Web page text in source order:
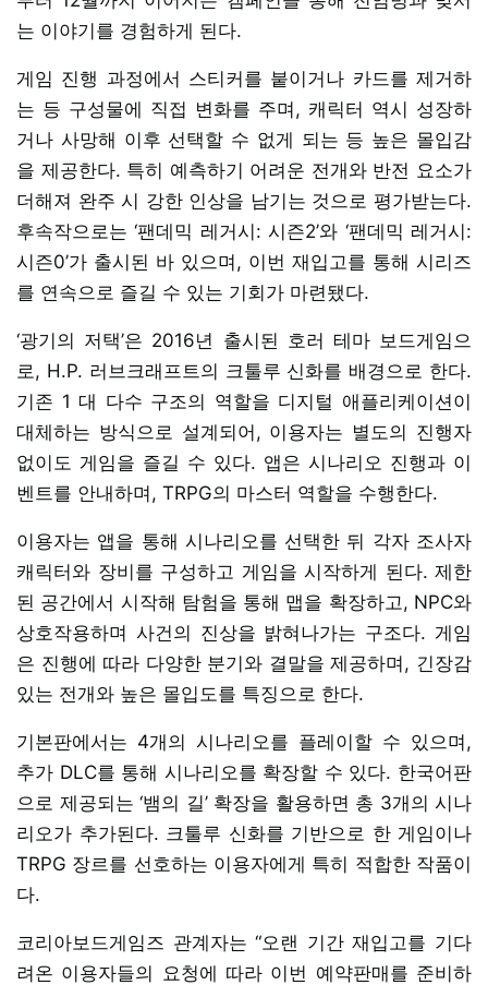
는 이야기를 경험하게 된다.
게임 진행 과정에서 스티커를 붙이거나 카드를 제거하
는 등 구성물에 직접 변화를 주며, 캐릭터 역시 성장하
거나 사망해 이후 선택할 수 없게 되는 등 높은 몰입감
을 제공한다. 특히 예측하기 어려운 전개와 반전 요소가
더해져 완주 시 강한 인상을 남기는 것으로 평가받는다.
후속작으로는 ‘팬데믹 레거시: 시즌2’와 ‘팬데믹 레거시:
시즌0’가 출시된 바 있으며, 이번 재입고를 통해 시리즈
를 연속으로 즐길 수 있는 기회가 마련됐다.
‘광기의 저택’은 2016년 출시된 호러 테마 보드게임으
로, H.P. 러브크래프트의 크툴루 신화를 배경으로 한다.
기존 1 대 다수 구조의 역할을 디지털 애플리케이션이
대체하는 방식으로 설계되어, 이용자는 별도의 진행자
없이도 게임을 즐길 수 있다. 앱은 시나리오 진행과 이
벤트를 안내하며, TRPG의 마스터 역할을 수행한다.
이용자는 앱을 통해 시나리오를 선택한 뒤 각자 조사자
캐릭터와 장비를 구성하고 게임을 시작하게 된다. 제한
된 공간에서 시작해 탐험을 통해 맵을 확장하고, NPC와
상호작용하며 사건의 진상을 밝혀나가는 구조다. 게임
은 진행에 따라 다양한 분기와 결말을 제공하며, 긴장감
있는 전개와 높은 몰입도를 특징으로 한다.
기본판에서는 4개의 시나리오를 플레이할 수 있으며,
추가 DLC를 통해 시나리오를 확장할 수 있다. 한국어판
으로 제공되는 ‘뱀의 길’ 확장을 활용하면 총 3개의 시나
리오가 추가된다. 크툴루 신화를 기반으로 한 게임이나
TRPG 장르를 선호하는 이용자에게 특히 적합한 작품이
다.
코리아보드게임즈 관계자는 “오랜 기간 재입고를 기다
려온 이용자들의 요청에 따라 이번 예약판매를 준비하